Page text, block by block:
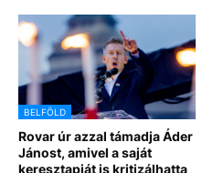
BELFÖLD
Rovar úr azzal támadja Áder
Jánost, amivel a saját
keresztapját is kritizálhatta